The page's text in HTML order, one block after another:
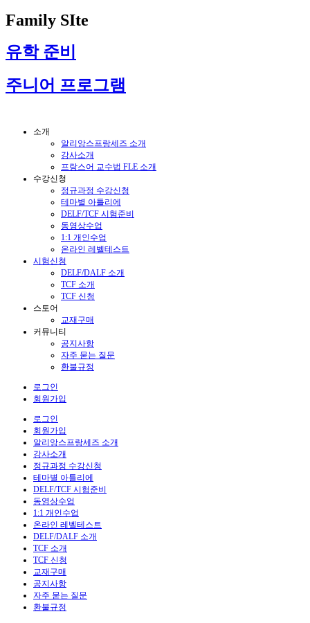
Family SIte
유학 준비
주니어 프로그램
소개
알리앙스프랑세즈 소개
강사소개
프랑스어 교수법 FLE 소개
수강신청
정규과정 수강신청
테마별 아틀리에
DELF/TCF 시험준비
동영상수업
1:1 개인수업
온라인 레벨테스트
시험신청
DELF/DALF 소개
TCF 소개
TCF 신청
스토어
교재구매
커뮤니티
공지사항
자주 묻는 질문
환불규정
로그인
회원가입
로그인
회원가입
알리앙스프랑세즈 소개
강사소개
정규과정 수강신청
테마별 아틀리에
DELF/TCF 시험준비
동영상수업
1:1 개인수업
온라인 레벨테스트
DELF/DALF 소개
TCF 소개
TCF 신청
교재구매
공지사항
자주 묻는 질문
환불규정